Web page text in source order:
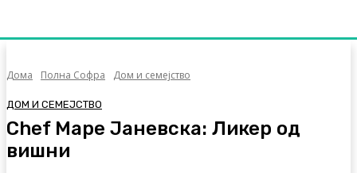
Дома Полна Софра Дом и семејство
ДОМ И СЕМЕЈСТВО
Chef Маре Јаневска: Ликер од
вишни